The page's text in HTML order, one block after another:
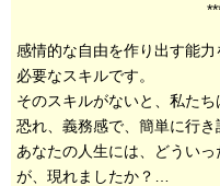
感情的な自由を作り出す能
必要なスキルです。
そのスキルがないと、私た
恐れ、義務感で、簡単に行き
あなたの人生には、どうい
が、現れましたか？…